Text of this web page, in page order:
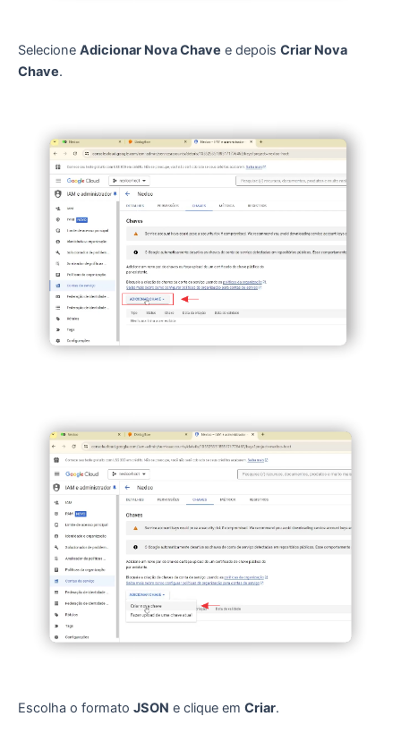
Selecione Adicionar Nova Chave e depois Criar Nova
Chave.
Escolha o formato JSON e clique em Criar.